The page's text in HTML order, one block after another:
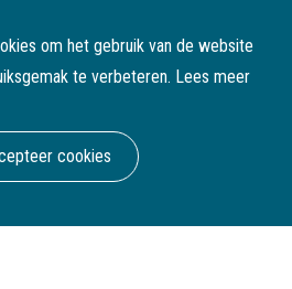
om het gebruik van de website
te verbeteren. Lees meer
cookies